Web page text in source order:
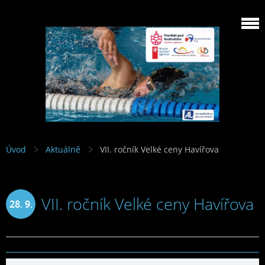
Úvod Aktuálně VII. ročník Velké ceny Havířova
28. 9.
2019
VII. ročník Velké ceny Havířova